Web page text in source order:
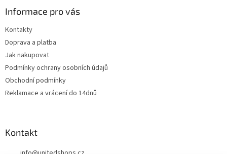
Informace pro vás
Kontakty
Doprava a platba
Jak nakupovat
Podmínky ochrany osobních údajů
Obchodní podmínky
Reklamace a vrácení do 14dnů
Kontakt